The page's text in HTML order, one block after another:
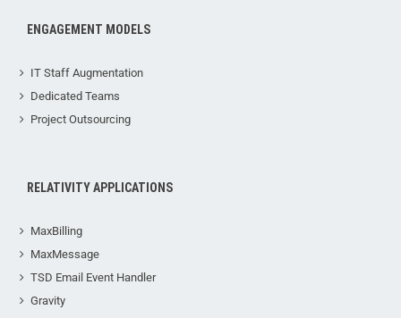
ENGAGEMENT MODELS
IT Staff Augmentation
Dedicated Teams
Project Outsourcing
RELATIVITY APPLICATIONS
MaxBilling
MaxMessage
TSD Email Event Handler
Gravity